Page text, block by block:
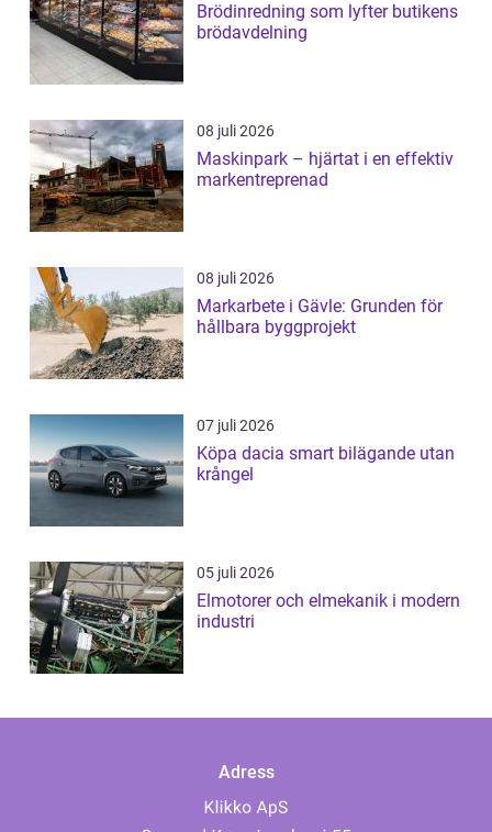
Brödinredning som lyfter butikens
brödavdelning
08 juli 2026
Maskinpark – hjärtat i en effektiv
markentreprenad
08 juli 2026
Markarbete i Gävle: Grunden för
hållbara byggprojekt
07 juli 2026
Köpa dacia smart bilägande utan
krångel
05 juli 2026
Elmotorer och elmekanik i modern
industri
Adress